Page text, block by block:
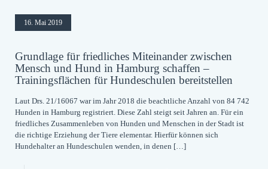
16. Mai 2019
Grundlage für friedliches Miteinander zwischen
Mensch und Hund in Hamburg schaffen –
Trainingsflächen für Hundeschulen bereitstellen
Laut Drs. 21/16067 war im Jahr 2018 die beachtliche Anzahl von 84 742
Hunden in Hamburg registriert. Diese Zahl steigt seit Jahren an. Für ein
friedliches Zusammenleben von Hunden und Menschen in der Stadt ist
die richtige Erziehung der Tiere elementar. Hierfür können sich
Hundehalter an Hundeschulen wenden, in denen […]